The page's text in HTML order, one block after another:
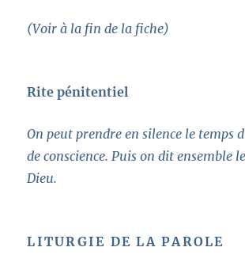
(Voir à la fin de la fiche)
Rite pénitentiel
On peut prendre en silence le temps
de conscience. Puis on dit ensemble
Dieu.
LITURGIE DE LA PAROLE